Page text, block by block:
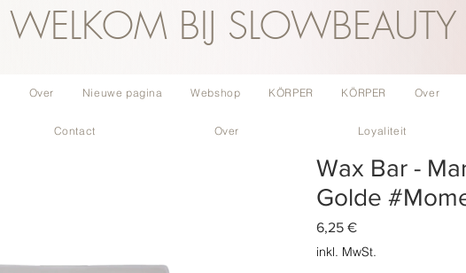
WELKOM BIJ SLOWBEAUTY
Over Nieuwe pagina Webshop KÖRPER KÖRPER Over
Contact Over Loyaliteit
Wax Bar -
Golde
6,25 €Preis
inkl. MwSt.